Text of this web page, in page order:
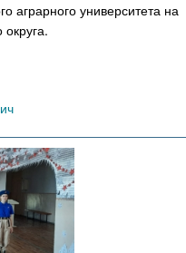
аграрного университета на